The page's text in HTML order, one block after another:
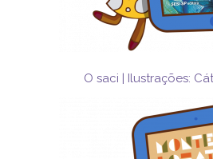
O saci | Ilustrações: